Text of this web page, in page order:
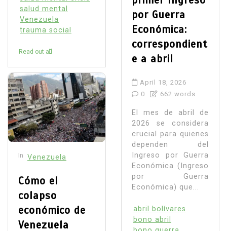
salud mental
Venezuela
trauma social
Read out all
In Venezuela
Cómo el
colapso
económico de
Venezuela
por Guerra
Económica:
correspondient
e a abril
April 18, 2026
0
662 words
El mes de abril de
2026 se considera
crucial para quienes
dependen del
Ingreso por Guerra
Económica (Ingreso
por Guerra
Económica) que...
abril bolívares
bono abril